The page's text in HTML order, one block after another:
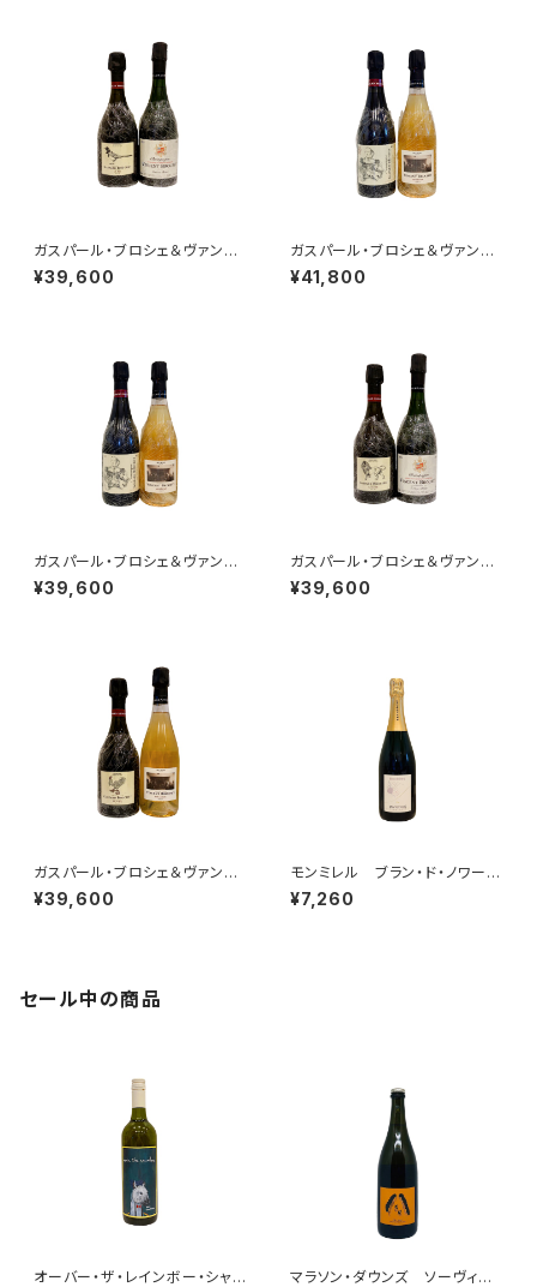
ガスパール・ブロシェ＆ヴァンサ
ン・ブロシェ ２本セット その1
(LA PIE Tome V.＋1er cru
¥39,600
ガスパール・ブロシェ＆ヴァンサ
ン・ブロシェ 2本セット その２
(333f ロゼ+ミレジム’15)
¥41,800
ガスパール・ブロシェ＆ヴァンサ
ン・ブロシェ 2本セット その１
(333f+ミレジム’15)
¥39,600
ガスパール・ブロシェ＆ヴァンサ
ン・ブロシェ ２本セット その
２(エクストラブリュット LE LIO
¥39,600
ガスパール・ブロシェ＆ヴァンサ
ン・ブロシェ 2本セット その３
(LE COQ Tome I+ミレジム’1
¥39,600
モンミレル ブラン・ド・ノワー
ル クレマン・ピコネ・セレクシ
ョン
¥7,260
セール中の商品
オーバー・ザ・レインボー・シャル
マラソン・ダウンズ ソーヴィニ